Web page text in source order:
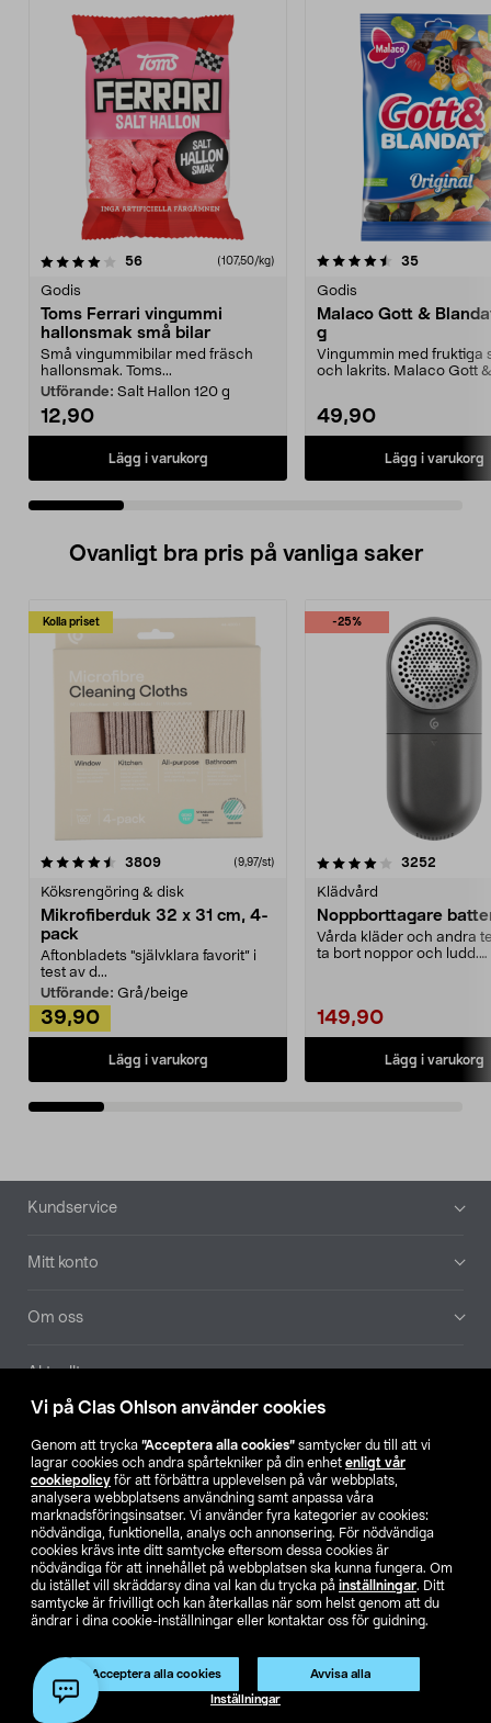
Vi på Clas Ohlson använder cookies
Genom att trycka ”Acceptera alla cookies” samtycker du till att vi
lagrar cookies och andra spårtekniker på din enhet enligt vår
cookiepolicy för att förbättra upplevelsen på vår webbplats,
analysera webbplatsens användning samt anpassa våra
marknadsföringsinsatser. Vi använder fyra kategorier av cookies:
nödvändiga, funktionella, analys och annonsering. För nödvändiga
cookies krävs inte ditt samtycke eftersom dessa cookies är
nödvändiga för att innehållet på webbplatsen ska kunna fungera. Om
du istället vill skräddarsy dina val kan du trycka på inställningar. Ditt
samtycke är frivilligt och kan återkallas när som helst genom att du
ändrar i dina cookie-inställningar eller kontaktar oss för guidning.
Acceptera alla cookies Avvisa alla
Inställningar
56recensioner (107,50/kg)
Godis
Toms Ferrari vingummi
hallonsmak små bilar
Små vingummibilar med fräsch
hallonsmak. Toms...
Utförande: Salt Hallon 120 g
12,90
Lägg i varukorg
4.5 av 5 stjärnor 35recensioner
Godis
Malaco Gott &
g
Vingummin med fruktiga
och lakrits. Malaco Gott
49,90
Lägg i varukorg
4.0 av 5 stjärnor
Ovanligt bra pris på vanliga saker
Kolla priset
3809recensioner (9,97/st)
Köksrengöring & disk
Mikrofiberduk 32 x 31 cm, 4-
pack
Aftonbladets "självklara favorit” i
test av d...
Utförande: Grå/beige
39,90
Lägg i varukorg
-25%
4.0av 5 stjärnor 3252
Klädvård
Noppborttagare
Vårda kläder och andra
ta bort noppor och ludd.
149,90
Lägg i varukorg
4.5av 5 stjärnor
Sidfot
Kundservice
Mitt konto
Om oss
Aktuellt
Hitta butik
SE NO FI
Köpvillkor Privacy statement Klubbvillkor
För företag
Ändra till priser exklusive moms